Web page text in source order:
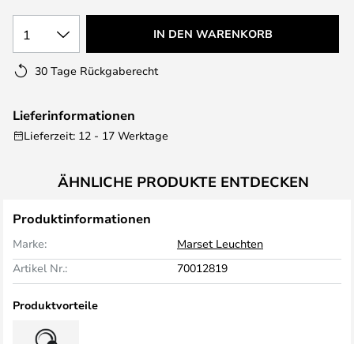
1 IN DEN WARENKORB
30 Tage Rückgaberecht
Lieferinformationen
Lieferzeit: 12 - 17 Werktage
ÄHNLICHE PRODUKTE ENTDECKEN
Produktinformationen
Marke:
Marset Leuchten
Artikel Nr.:
70012819
Produktvorteile